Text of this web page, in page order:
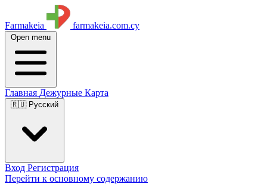
Farmakeia farmakeia.com.cy
Open menu
Главная Дежурные Карта
🇷🇺 Русский
Вход Регистрация
Перейти к основному содержанию